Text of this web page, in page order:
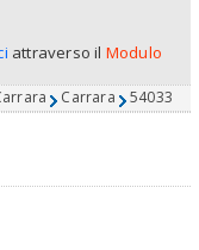
attraverso il Modulo
Carrara 54033